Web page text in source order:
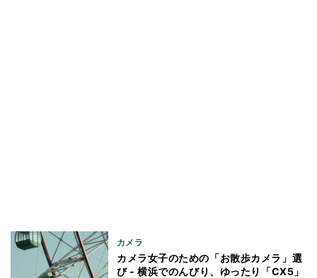
カメラ
カメラ女子のための「お散歩カメラ」選
び - 横浜でのんびり、ゆったり「CX5」